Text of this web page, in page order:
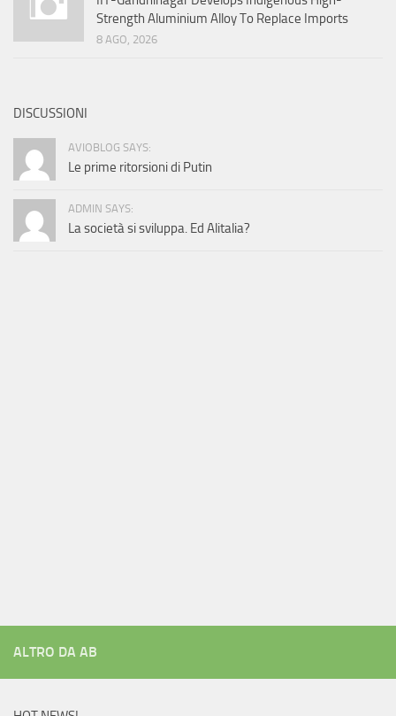
Strength Aluminium Alloy To Replace Imports
8 AGO, 2026
DISCUSSIONI
AVIOBLOG SAYS:
Le prime ritorsioni di Putin
ADMIN SAYS:
La società si sviluppa. Ed Alitalia?
ALTRO DA AB